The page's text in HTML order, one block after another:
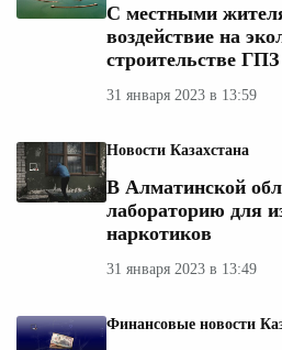
С местными
воздействие на
строительстве
31 января 2023 в 13:59
Новости Казахстана
В Алматинской
лабораторию для
наркотиков
31 января 2023 в 13:49
Финансовые новости